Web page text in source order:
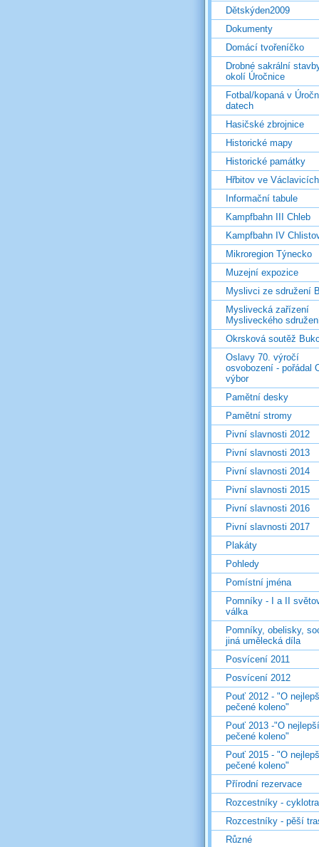
Dětskýden2009
Dokumenty
Domácí tvořeníčko
Drobné sakrální
okolí Úročnice
Fotbal/kopaná v
datech
Hasičské zbrojnice
Historické mapy
Historické památky
Hřbitov ve Václavicích
Informační tabule
Kampfbahn III Chleb
Kampfbahn IV
Mikroregion Týnecko
Muzejní expozice
Myslivci ze sdružení
Myslivecká zařízení
Mysliveckého
Okrsková soutěž
Oslavy 70. výročí
osvobození - pořádal
výbor
Pamětní desky
Pamětní stromy
Pivní slavnosti 2012
Pivní slavnosti 2013
Pivní slavnosti 2014
Pivní slavnosti 2015
Pivní slavnosti 2016
Pivní slavnosti 2017
Plakáty
Pohledy
Pomístní jména
Pomníky - I a II
válka
Pomníky, obelisky,
jiná umělecká díla
Posvícení 2011
Posvícení 2012
Pouť 2012 - "O
pečené koleno"
Pouť 2013 -"O nejlepší
pečené koleno"
Pouť 2015 - "O
pečené koleno"
Přírodní rezervace
Rozcestníky -
Rozcestníky - pěší
Různé